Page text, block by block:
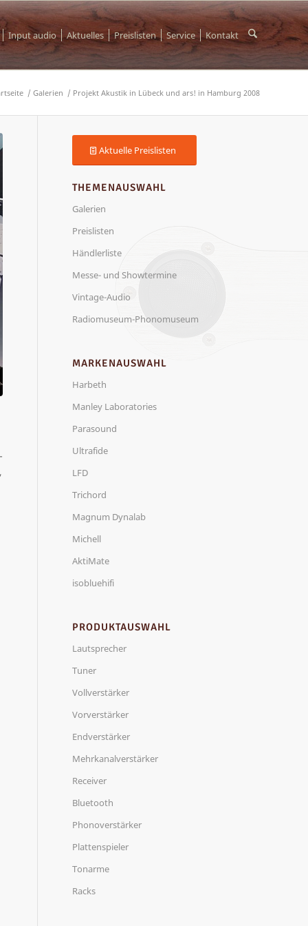
Input audio Aktuelles Preislisten Service Kontakt
/ Galerien / Projekt Akustik in Lübeck und ars! in Hamburg 2008
Aktuelle Preislisten
THEMENAUSWAHL
Galerien
Preislisten
Händlerliste
Messe- und Showtermine
Vintage-Audio
Radiomuseum-Phonomuseum
MARKENAUSWAHL
Harbeth
Manley Laboratories
Parasound
Ultrafide
LFD
Trichord
Magnum Dynalab
Michell
AktiMate
isobluehifi
PRODUKTAUSWAHL
Lautsprecher
Tuner
Vollverstärker
Vorverstärker
Endverstärker
Mehrkanalverstärker
Receiver
Bluetooth
Phonoverstärker
Plattenspieler
Tonarme
Racks